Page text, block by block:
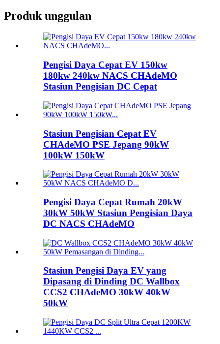
Produk unggulan
Pengisi Daya Cepat EV 150kw
180kw 240kw NACS CHAdeMO
Stasiun Pengisian DC Cepat
Stasiun Pengisian Cepat EV
CHAdeMO PSE Jepang 90kW
100kW 150kW
Pengisi Daya Cepat Rumah 20kW
30kW 50kW Stasiun Pengisian Daya
DC NACS CHAdeMO
Stasiun Pengisi Daya EV yang
Dipasang di Dinding DC Wallbox
CCS2 CHAdeMO 30kW 40kW
50kW